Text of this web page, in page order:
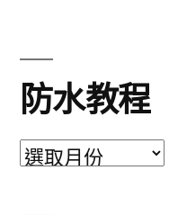
防水教程
防